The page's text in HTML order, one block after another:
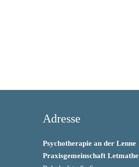
Adresse
Psychotherapie an der Lenne
Praxisgemeinschaft Letmathe